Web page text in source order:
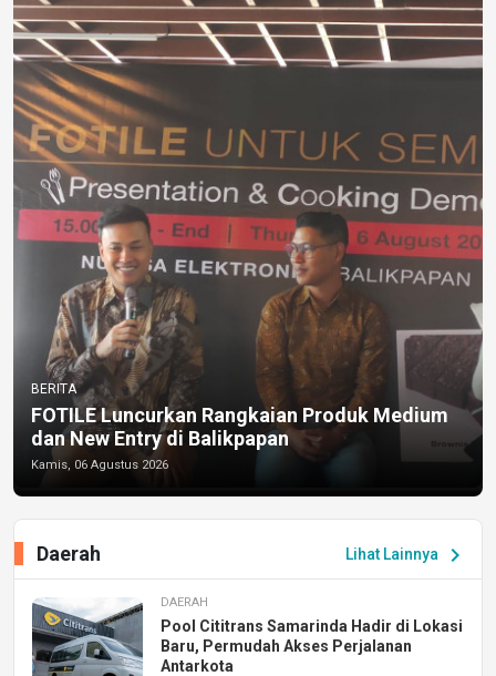
BERITA
FOTILE Luncurkan Rangkaian Produk Medium
dan New Entry di Balikpapan
Kamis, 06 Agustus 2026
Lihat Lainnya chevron_right
Daerah
DAERAH
Pool Cititrans Samarinda Hadir di Lokasi
Baru, Permudah Akses Perjalanan
Antarkota